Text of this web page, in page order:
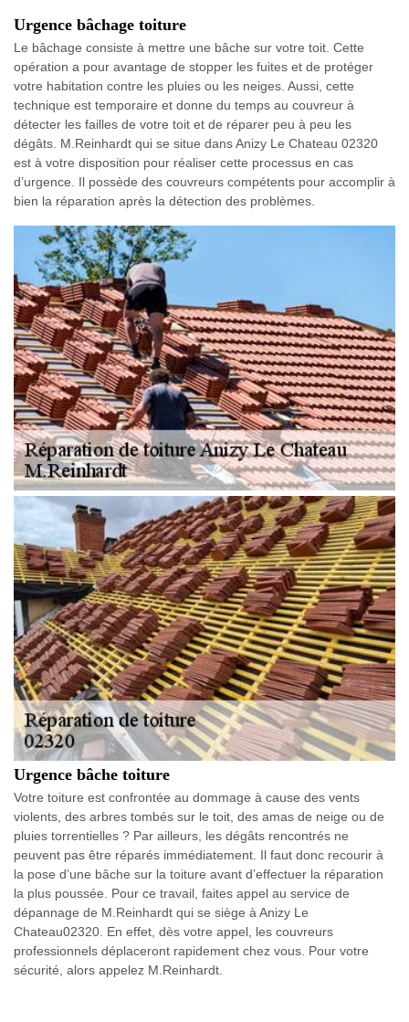
Urgence bâchage toiture
Le bâchage consiste à mettre une bâche sur votre toit. Cette
opération a pour avantage de stopper les fuites et de protéger
votre habitation contre les pluies ou les neiges. Aussi, cette
technique est temporaire et donne du temps au couvreur à
détecter les failles de votre toit et de réparer peu à peu les
dégâts. M.Reinhardt qui se situe dans Anizy Le Chateau 02320
est à votre disposition pour réaliser cette processus en cas
d’urgence. Il possède des couvreurs compétents pour accomplir à
bien la réparation après la détection des problèmes.
Urgence bâche toiture
Votre toiture est confrontée au dommage à cause des vents
violents, des arbres tombés sur le toit, des amas de neige ou de
pluies torrentielles ? Par ailleurs, les dégâts rencontrés ne
peuvent pas être réparés immédiatement. Il faut donc recourir à
la pose d’une bâche sur la toiture avant d’effectuer la réparation
la plus poussée. Pour ce travail, faites appel au service de
dépannage de M.Reinhardt qui se siège à Anizy Le
Chateau02320. En effet, dès votre appel, les couvreurs
professionnels déplaceront rapidement chez vous. Pour votre
sécurité, alors appelez M.Reinhardt.